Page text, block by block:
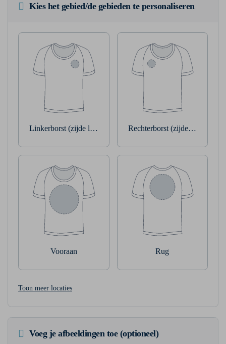
Kies het gebied/de gebieden te personaliseren
Linkerborst (zijde linkerarm) Rechterborst (zijde
Vooraan Rug
Toon meer locaties
Voeg je afbeeldingen toe (optioneel)